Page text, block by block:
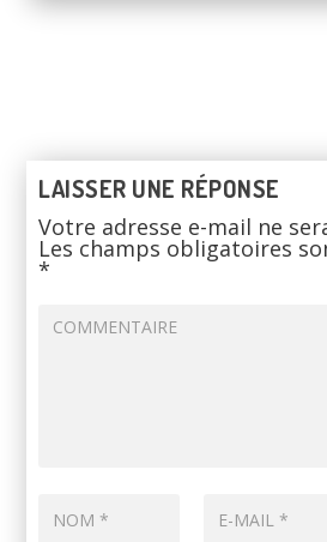
LAISSER UNE RÉPONSE
Votre adresse e-mail ne
Les champs obligatoires
*